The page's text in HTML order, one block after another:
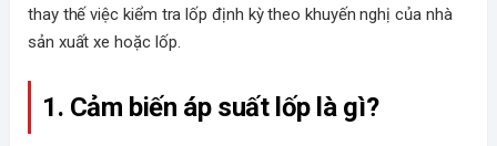
thay thế việc kiểm tra lốp định kỳ theo khuyến nghị của nhà
sản xuất xe hoặc lốp.
1. Cảm biến áp suất lốp là gì?